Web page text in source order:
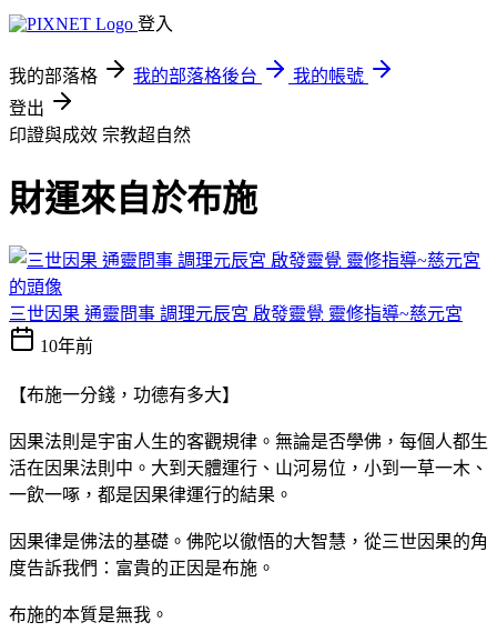
登入
我的部落格 我的部落格後台
我的帳號
登出
印證與成效 宗教超自然
財運來自於布施
三世因果 通靈問事 調理元辰宮 啟發靈覺 靈修指導~慈元宮
10年前
【布施一分錢，功德有多大】
因果法則是宇宙人生的客觀規律。無論是否學佛，每個人都生
活在因果法則中。大到天體運行、山河易位，小到一草一木、
一飲一啄，都是因果律運行的結果。
因果律是佛法的基礎。佛陀以徹悟的大智慧，從三世因果的角
度告訴我們：富貴的正因是布施。
布施的本質是無我。